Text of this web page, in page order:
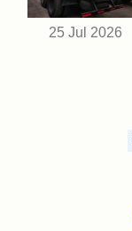
25 Jul 2026